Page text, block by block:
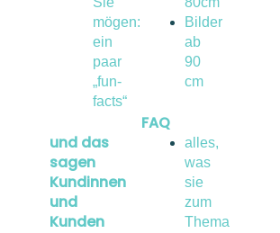
mögen:
ein
paar
„fun-
facts“
und das
sagen
Kundinnen
und
Kunden
Bilder
ab
90
cm
FAQ
alles,
was
sie
zum
Thema